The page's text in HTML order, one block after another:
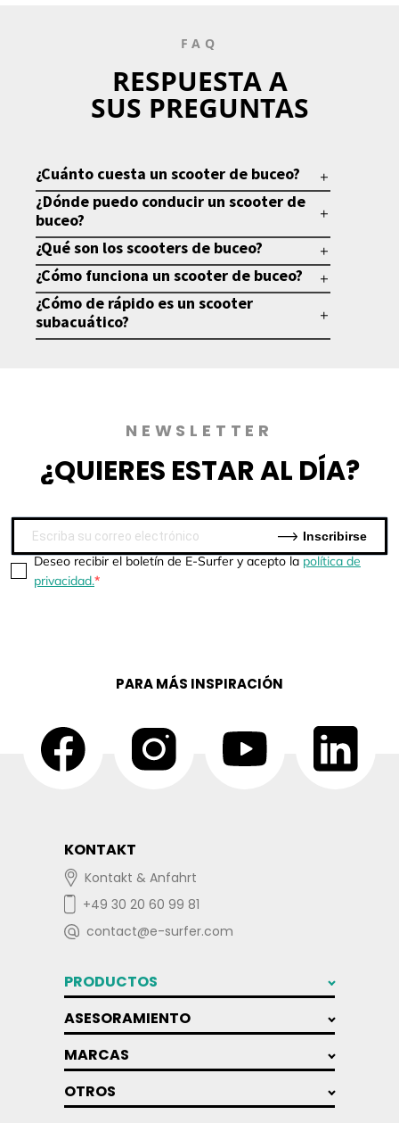
FAQ
RESPUESTA A
SUS PREGUNTAS
¿Cuánto cuesta un scooter de buceo?
¿Dónde puedo conducir un scooter de
buceo?
¿Qué son los scooters de buceo?
¿Cómo funciona un scooter de buceo?
¿Cómo de rápido es un scooter
subacuático?
NEWSLETTER
¿QUIERES ESTAR AL DÍA?
Deseo recibir el boletín de E-Surfer y acepto lapolítica de
privacidad.
Inscribirse
PARA MÁS INSPIRACIÓN
KONTAKT
Kontakt & Anfahrt
+49 30 20 60 99 81
contact@e-surfer.com
PRODUCTOS
ASESORAMIENTO
MARCAS
OTROS